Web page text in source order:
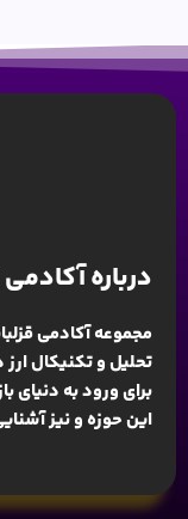
درباره
مجموعه آکادمی
تحلیل و تکنیکال
برای ورود به دنیای
این حوزه و نیز